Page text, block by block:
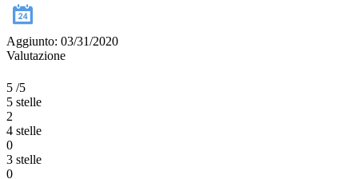
Aggiunto: 03/31/2020
Valutazione
5 /5
5 stelle
2
4 stelle
0
3 stelle
0